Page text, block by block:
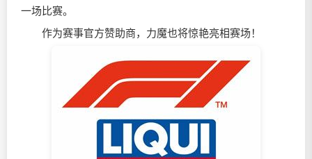
一场比赛。
作为赛事官方赞助商，力魔也将惊艳亮相赛场！